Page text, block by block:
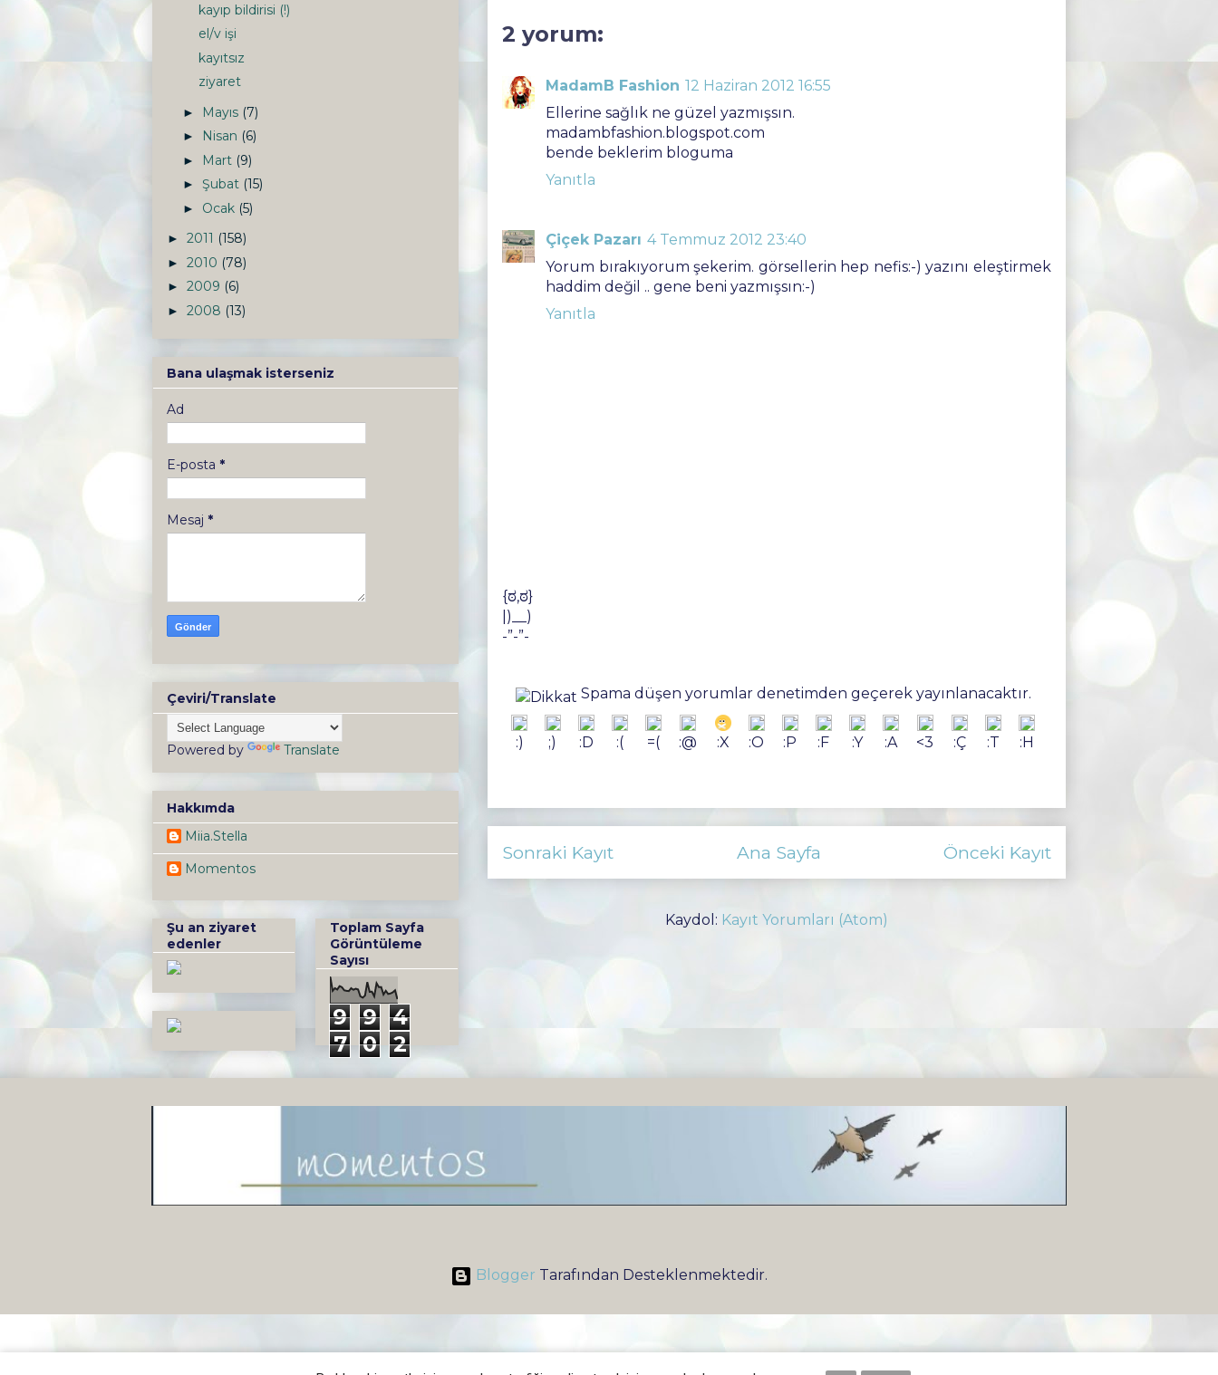
2 yorum:
MadamB Fashion 12 Haziran 2012 16:55
Ellerine sağlık ne güzel yazmışsın.
madambfashion.blogspot.com
bende beklerim bloguma
Yanıtla
Çiçek Pazarı 4 Temmuz 2012 23:40
Yorum bırakıyorum şekerim. görsellerin hep nefis:-) yazını eleştirmek
haddim değil .. gene beni yazmışsın:-)
Yanıtla
{ಠ,ಠ}
|)__)
-”-”-
Spama düşen yorumlar denetimden geçerek yayınlanacaktır.
:) ;) :D :( =( :@ :X :O :P :F :Y :A <3 :Ç :T :H
Sonraki Kayıt Önceki Kayıt
Ana Sayfa
Kaydol: Kayıt Yorumları (Atom)
kayıp bildirisi (!)
el/v işi
kayıtsız
ziyaret
► Mayıs (7)
► Nisan (6)
► Mart (9)
► Şubat (15)
► Ocak (5)
► 2011 (158)
► 2010 (78)
► 2009 (6)
► 2008 (13)
Bana ulaşmak isterseniz
Ad
E-posta *
Mesaj *
Çeviri/Translate
Powered by Translate
Hakkımda
Miia.Stella
Momentos
Şu an ziyaret
edenler
Toplam Sayfa
Görüntüleme
Sayısı
9 9 4
7
0 2
Blogger Tarafından Desteklenmektedir.